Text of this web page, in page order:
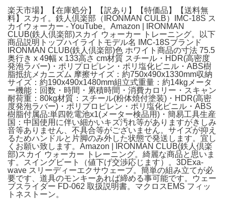
楽天市場】【在庫処分】【訳あり】【特価品】【送料無
料】スカイ。鉄人倶楽部（IRONMAN CULB）IMC-18S ス
カイウォーカー - YouTube。Amazon | IRONMAN
CLUB(鉄人倶楽部)スカイ ウォーカー トレーニング。以下
商品説明トップハイライトモデル名 IMC-18Sブランド
IRONMAN CLUB(鉄人倶楽部)色 ホワイト商品の寸法 75.5
奥行き x 49幅 x 133高さ cm材質 スチール・HDR(高密度
発泡ラバー)・ポリプロピレン・ポリ塩化ビニル・ABS樹
脂抵抗メカニズム 摩擦サイズ：約750x490x1330mm収納
サイズ：約190x490x1480mm組立式重量：約14kgメータ
ー機能：回数・時間・累積時間・消費カロリー・スキャン
耐荷重：80kg材質：スチール(粉体焼付塗装)・HDR(高密
度発泡ラバー)・ポリプロピレン・ポリ塩化ビニル・ABS
樹脂付属品:単四乾電池x1(メーター検品用)・簡易工具生産
国：中国使用に伴い細かいキズ汚れ等がありますがきしみ
音等ありません、不具合等がございません。サイズが抑え
るためハンドルと片脚のみ外した状態で発送します。宜し
くお願い致します。Amazon | IRONMAN CLUB(鉄人倶楽
部)スカイ ウォーカー トレーニング。綺麗な商品と思いま
す。スイングビート（値下げ交渉応じます）。3DExa-
wave スリーディーエクサウェーブ。簡単の組み立てが必
要です、道具のモンキーあれば締める事可能です。ウェー
ブスライダー FD-062 取扱説明書。マクロスEMS フィッ
トネストーン。